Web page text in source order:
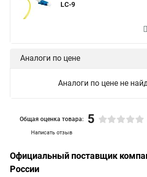
LC-9
Аналоги по цене
Аналоги по цене не
Написать отзыв
Общая оценка товара: 5
Официальный поставщик
России